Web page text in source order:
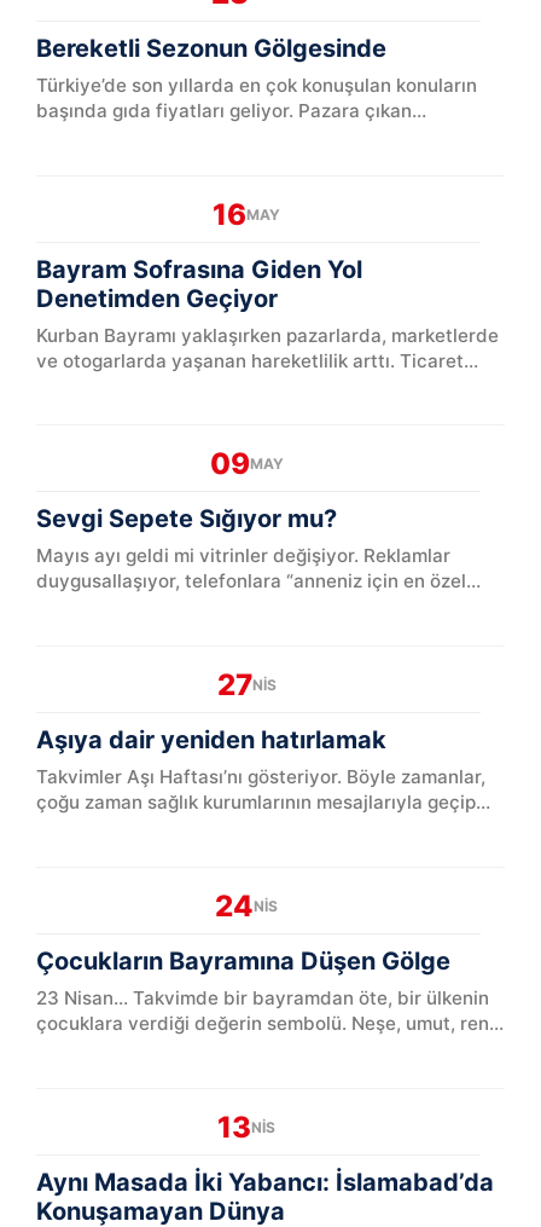
Bereketli Sezonun Gölgesinde
Türkiye’de son yıllarda en çok konuşulan konuların
başında gıda fiyatları geliyor. Pazara çıkan
16MAY
Bayram Sofrasına Giden Yol
Denetimden Geçiyor
Kurban Bayramı yaklaşırken pazarlarda, marketlerde
ve otogarlarda yaşanan hareketlilik arttı. Ticaret
09MAY
Sevgi Sepete Sığıyor mu?
Mayıs ayı geldi mi vitrinler değişiyor. Reklamlar
duygusallaşıyor, telefonlara “anneniz için en özel
27NIS
Aşıya dair yeniden hatırlamak
Takvimler Aşı Haftası’nı gösteriyor. Böyle zamanlar,
çoğu zaman sağlık kurumlarının mesajlarıyla geçip
24NIS
Çocukların Bayramına Düşen Gölge
23 Nisan… Takvimde bir bayramdan öte, bir ülkenin
çocuklara verdiği değerin sembolü. Neşe, umut, renk,
13NIS
Aynı Masada İki Yabancı: İslamabad’da
Konuşamayan Dünya